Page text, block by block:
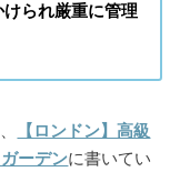
けられ厳重に管理
【ロンドン】高級
ーデンに書いてい